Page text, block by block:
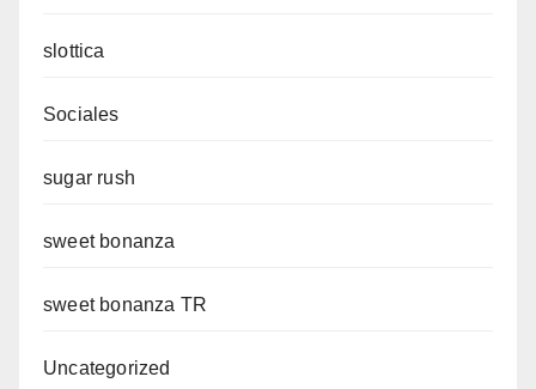
slottica
Sociales
sugar rush
sweet bonanza
sweet bonanza TR
Uncategorized